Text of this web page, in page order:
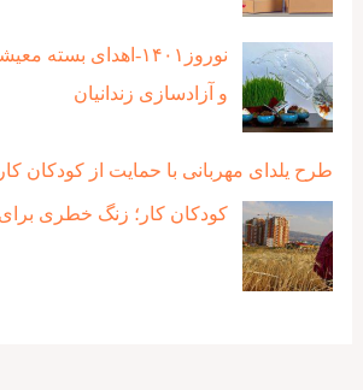
نوروز۱۴۰۱-اهدای
و آزادسازی زندانیان
طرح یلدای مهربانی با حمایت از کودکان کار
کودکان کار؛ زنگ خطری